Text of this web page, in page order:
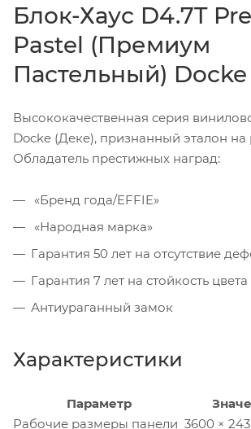
Блок-Хаус D4.7T
Pastel (Премиум
Пастельный)
Высококачественная серия
Docke (Деке), признанный эталон на
Обладатель престижных наград:
«Бренд года/EFFIE»
«Народная марка»
Гарантия 50 лет на отсутствие
Гарантия 7 лет на стойкость цвета
Антиураганный замок
Характеристики
Параметр
Рабочие размеры панели 3600 ×